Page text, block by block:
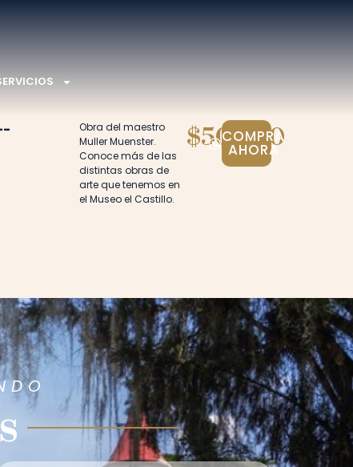
Obra del maestro
Muller Muenster.
Conoce más de las
distintas obras de
arte que tenemos en
el Museo el Castillo.
$50.000
COMPRA
AHORA